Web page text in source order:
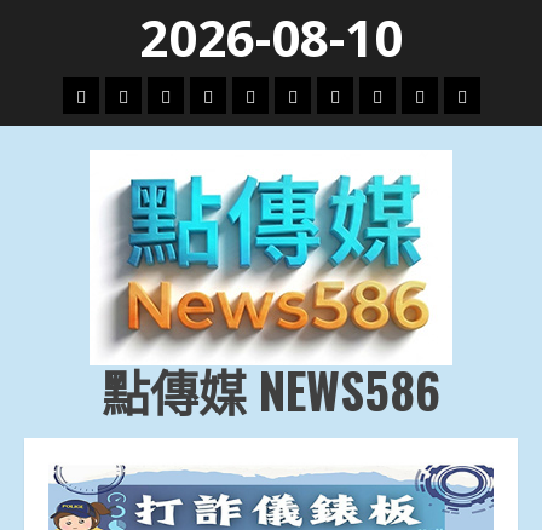
content
2026-08-10
頭
條
財
經
地
方.
會
文
教.
技
專
題
娛
樂
劇
政
治
國
際
運
動
生
活
點傳媒 NEWS586